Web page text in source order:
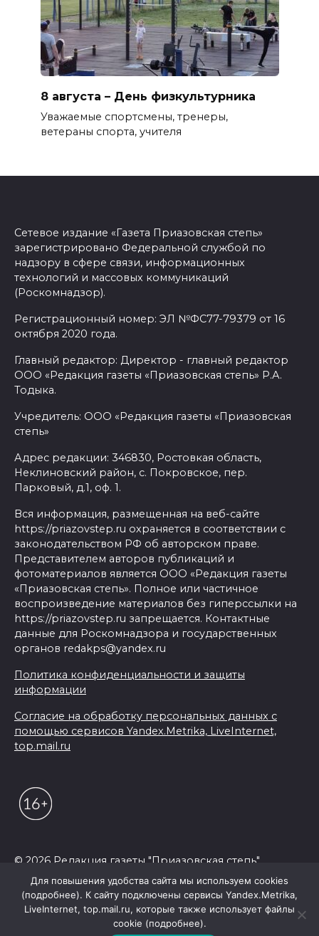
8 августа – День физкультурника
Уважаемые спортсмены, тренеры,
ветераны спорта, учителя
Сетевое издание «Газета Приазовская степь»
зарегистрировано Федеральной службой по
надзору в сфере связи, информационных
технологий и массовых коммуникаций
(Роскомнадзор).
Регистрационный номер: ЭЛ №ФС77-79379 от 16
октября 2020 года.
Главный редактор: Директор - главный редактор
ООО «Редакция газеты «Приазовская степь» Р.А.
Тодыка.
Учредитель: ООО «Редакция газеты «Приазовская
степь»
Адрес редакции: 346830, Ростовкая область,
Неклиновский район, с. Покровское, пер.
Парковый, д.1, оф. 1.
Вся информация, размещенная на веб-сайте
https://priazovstep.ru охраняется в соответствии с
законодательством РФ об авторском праве.
Представителем авторов публикаций и
фотоматериалов является ООО «Редакция газеты
«Приазовская степь». Полное или частичное
воспроизведение материалов без гиперссылки на
https://priazovstep.ru запрещается. Контактные
данные для Роскомнадзора и государственных
органов redakps@yandex.ru
Политика конфиденциальности и защиты
информации
Согласие на обработку персональных данных с
помощью сервисов Yandex.Metrika, LiveInternet,
top.mail.ru
© 2026 Редакция газеты "Приазовская степь"
Для повышения удобства сайта мы используем cookies
(подробнее). К сайту подключены сервисы Yandex.Metrika,
LiveInternet, top.mail.ru, которые также использует файлы
cookie (подробнее).